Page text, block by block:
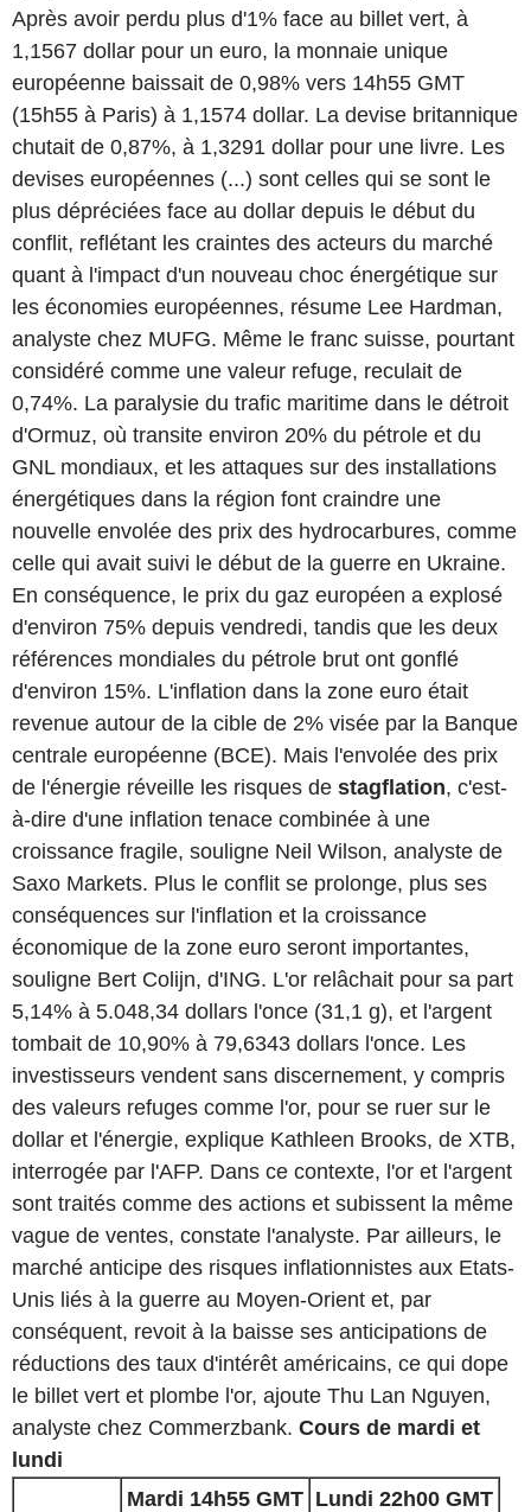
Après avoir perdu plus d'1% face au billet vert, à
1,1567 dollar pour un euro, la monnaie unique
européenne baissait de 0,98% vers 14h55 GMT
(15h55 à Paris) à 1,1574 dollar. La devise britannique
chutait de 0,87%, à 1,3291 dollar pour une livre. Les
devises européennes (...) sont celles qui se sont le
plus dépréciées face au dollar depuis le début du
conflit, reflétant les craintes des acteurs du marché
quant à l'impact d'un nouveau choc énergétique sur
les économies européennes, résume Lee Hardman,
analyste chez MUFG. Même le franc suisse, pourtant
considéré comme une valeur refuge, reculait de
0,74%. La paralysie du trafic maritime dans le détroit
d'Ormuz, où transite environ 20% du pétrole et du
GNL mondiaux, et les attaques sur des installations
énergétiques dans la région font craindre une
nouvelle envolée des prix des hydrocarbures, comme
celle qui avait suivi le début de la guerre en Ukraine.
En conséquence, le prix du gaz européen a explosé
d'environ 75% depuis vendredi, tandis que les deux
références mondiales du pétrole brut ont gonflé
d'environ 15%. L'inflation dans la zone euro était
revenue autour de la cible de 2% visée par la Banque
centrale européenne (BCE). Mais l'envolée des prix
de l'énergie réveille les risques de stagflation, c'est-
à-dire d'une inflation tenace combinée à une
croissance fragile, souligne Neil Wilson, analyste de
Saxo Markets. Plus le conflit se prolonge, plus ses
conséquences sur l'inflation et la croissance
économique de la zone euro seront importantes,
souligne Bert Colijn, d'ING. L'or relâchait pour sa part
5,14% à 5.048,34 dollars l'once (31,1 g), et l'argent
tombait de 10,90% à 79,6343 dollars l'once. Les
investisseurs vendent sans discernement, y compris
des valeurs refuges comme l'or, pour se ruer sur le
dollar et l'énergie, explique Kathleen Brooks, de XTB,
interrogée par l'AFP. Dans ce contexte, l'or et l'argent
sont traités comme des actions et subissent la même
vague de ventes, constate l'analyste. Par ailleurs, le
marché anticipe des risques inflationnistes aux Etats-
Unis liés à la guerre au Moyen-Orient et, par
conséquent, revoit à la baisse ses anticipations de
réductions des taux d'intérêt américains, ce qui dope
le billet vert et plombe l'or, ajoute Thu Lan Nguyen,
analyste chez Commerzbank. Cours de mardi et
lundi
Mardi 14h55 GMT Lundi 22h00 GMT